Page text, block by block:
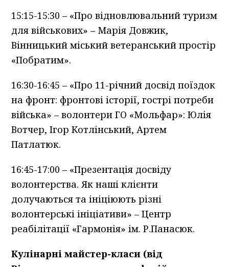
15:15-15:30 – «Про відновлювальний туризм
для військових» – Марія Довжик,
Вінницький міський ветеранський простір
«Побратим».
16:30-16:45 – «Про 11-річний досвід поїздок
на фронт: фронтові історії, гострі потреби
війська» – волонтери ГО «Мольфар»: Юлія
Вотчер, Ігор Котлінський, Артем
Патлатюк.
16:45-17:00 – «Презентація досвіду
волонтерства. Як наші клієнти
долучаються та ініціюють різні
волонтерські ініціативи» – Центр
реабілітації «Гармонія» ім. Р.Панасюк.
Кулінарні майстер-класи (від